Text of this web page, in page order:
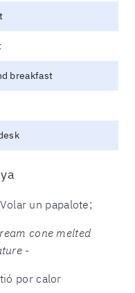
breakfast
un papalote;
cone melted
-
por calor